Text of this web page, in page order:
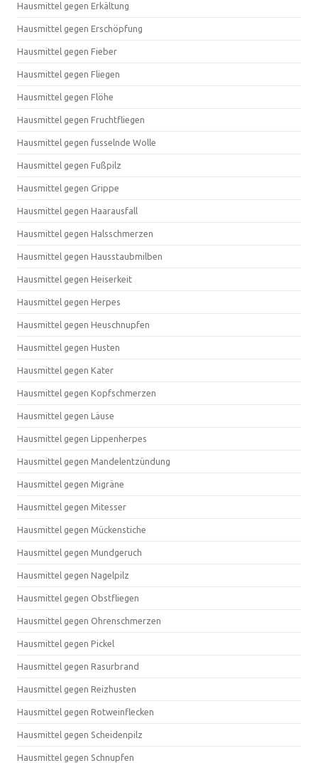
Hausmittel gegen Erkältung
Hausmittel gegen Erschöpfung
Hausmittel gegen Fieber
Hausmittel gegen Fliegen
Hausmittel gegen Flöhe
Hausmittel gegen Fruchtfliegen
Hausmittel gegen fusselnde Wolle
Hausmittel gegen Fußpilz
Hausmittel gegen Grippe
Hausmittel gegen Haarausfall
Hausmittel gegen Halsschmerzen
Hausmittel gegen Hausstaubmilben
Hausmittel gegen Heiserkeit
Hausmittel gegen Herpes
Hausmittel gegen Heuschnupfen
Hausmittel gegen Husten
Hausmittel gegen Kater
Hausmittel gegen Kopfschmerzen
Hausmittel gegen Läuse
Hausmittel gegen Lippenherpes
Hausmittel gegen Mandelentzündung
Hausmittel gegen Migräne
Hausmittel gegen Mitesser
Hausmittel gegen Mückenstiche
Hausmittel gegen Mundgeruch
Hausmittel gegen Nagelpilz
Hausmittel gegen Obstfliegen
Hausmittel gegen Ohrenschmerzen
Hausmittel gegen Pickel
Hausmittel gegen Rasurbrand
Hausmittel gegen Reizhusten
Hausmittel gegen Rotweinflecken
Hausmittel gegen Scheidenpilz
Hausmittel gegen Schnupfen